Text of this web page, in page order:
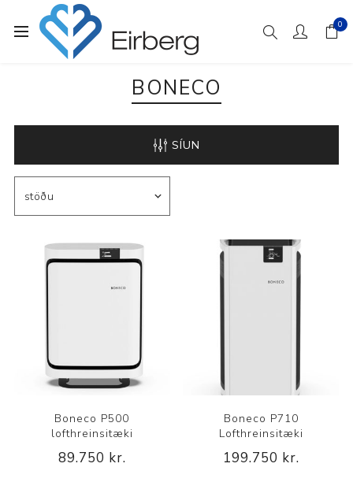
0
BONECO
SÍUN
Boneco P500
lofthreinsitæki
89.750 kr.
Boneco P710
Lofthreinsitæki
199.750 kr.